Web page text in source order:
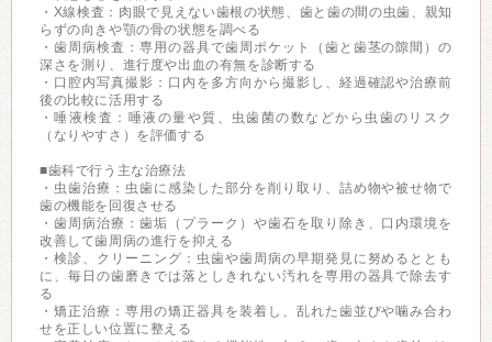
・X線検査：肉眼で見えない歯根の状態、歯と歯の間の虫歯、親知
らずの向きや顎の骨の状態を調べる
・歯周病検査：専用の器具で歯周ポケット（歯と歯茎の隙間）の
深さを測り、進行度や出血の有無を診断する
・口腔内写真撮影：口内を多方向から撮影し、経過確認や治療前
後の比較に活用する
・唾液検査：唾液の量や質、虫歯菌の数などから虫歯のリスク
（なりやすさ）を評価する
■歯科で行う主な治療法
・虫歯治療：虫歯に感染した部分を削り取り、詰め物や被せ物で
歯の機能を回復させる
・歯周病治療：歯垢（プラーク）や歯石を取り除き、口内環境を
改善して歯周病の進行を抑える
・検診、クリーニング：虫歯や歯周病の早期発見に努めるととも
に、毎日の歯磨きでは落としきれない汚れを専用の器具で除去す
る
・矯正治療：専用の矯正器具を装着し、乱れた歯並びや噛み合わ
せを正しい位置に整える